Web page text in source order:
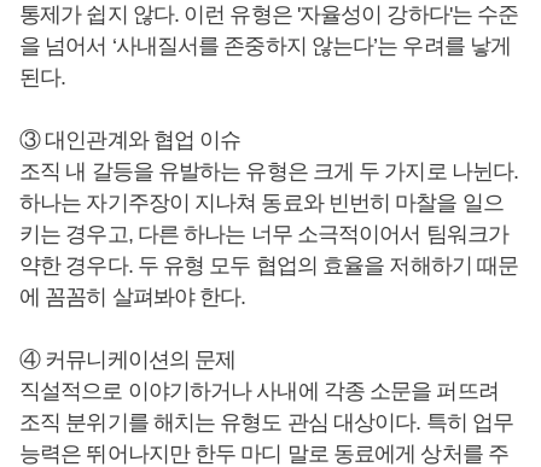
통제가 쉽지 않다. 이런 유형은 '자율성이 강하다'는 수준
을 넘어서 ‘사내질서를 존중하지 않는다’는 우려를 낳게
된다.
③ 대인관계와 협업 이슈
조직 내 갈등을 유발하는 유형은 크게 두 가지로 나뉜다.
하나는 자기주장이 지나쳐 동료와 빈번히 마찰을 일으
키는 경우고, 다른 하나는 너무 소극적이어서 팀워크가
약한 경우다. 두 유형 모두 협업의 효율을 저해하기 때문
에 꼼꼼히 살펴봐야 한다.
④ 커뮤니케이션의 문제
직설적으로 이야기하거나 사내에 각종 소문을 퍼뜨려
조직 분위기를 해치는 유형도 관심 대상이다. 특히 업무
능력은 뛰어나지만 한두 마디 말로 동료에게 상처를 주